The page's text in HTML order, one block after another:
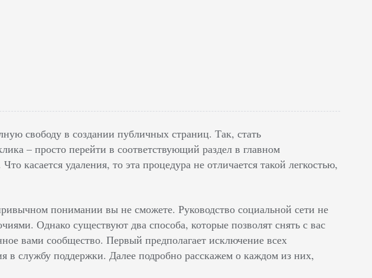
свободу в создании публичных страниц. Так, стать
– просто перейти в соответствующий раздел в главном
касается удаления, то эта процедура не отличается такой легкостью,
понимании вы не сможете. Руководство социальной сети не
Однако существуют два способа, которые позволят снять с вас
вами сообщество. Первый предполагает исключение всех
в службу поддержки. Далее подробно расскажем о каждом из них,